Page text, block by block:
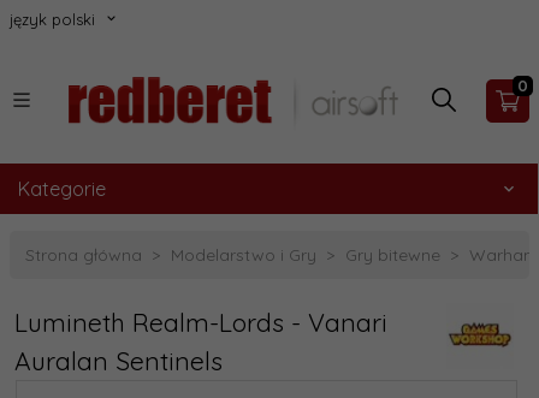
język polski
0
Kategorie
Strona główna Modelarstwo i Gry Gry bitewne
Lumineth Realm-Lords - Vanari
Auralan Sentinels